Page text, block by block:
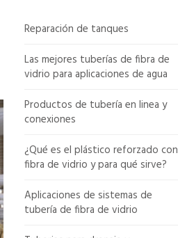
Reparación de tanques
Las mejores tuberías de fibra de
vidrio para aplicaciones de agua
Productos de tubería en linea y
conexiones
¿Qué es el plástico reforzado con
fibra de vidrio y para qué sirve?
Aplicaciones de sistemas de
tubería de fibra de vidrio